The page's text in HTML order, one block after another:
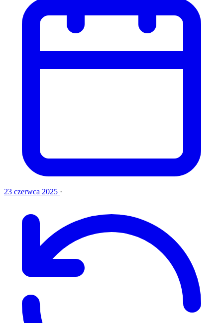
23 czerwca 2025 ·